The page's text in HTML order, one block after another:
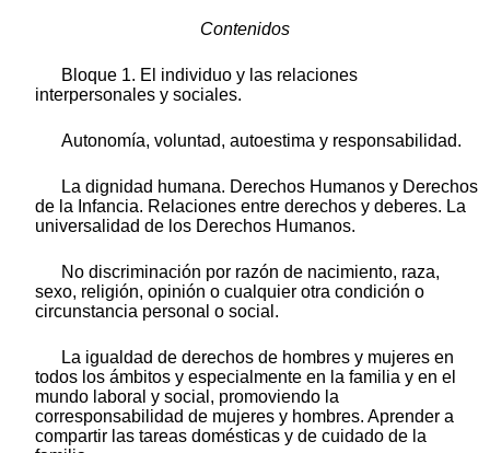
Contenidos
Bloque 1. El individuo y las relaciones
interpersonales y sociales.
Autonomía, voluntad, autoestima y responsabilidad.
La dignidad humana. Derechos Humanos y Derechos
de la Infancia. Relaciones entre derechos y deberes. La
universalidad de los Derechos Humanos.
No discriminación por razón de nacimiento, raza,
sexo, religión, opinión o cualquier otra condición o
circunstancia personal o social.
La igualdad de derechos de hombres y mujeres en
todos los ámbitos y especialmente en la familia y en el
mundo laboral y social, promoviendo la
corresponsabilidad de mujeres y hombres. Aprender a
compartir las tareas domésticas y de cuidado de la